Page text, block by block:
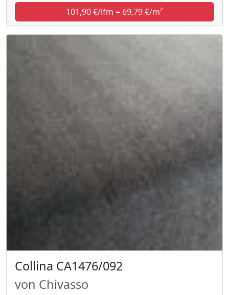
101,90 €/lfm = 69,79 €/m²
Collina CA1476/092
von Chivasso